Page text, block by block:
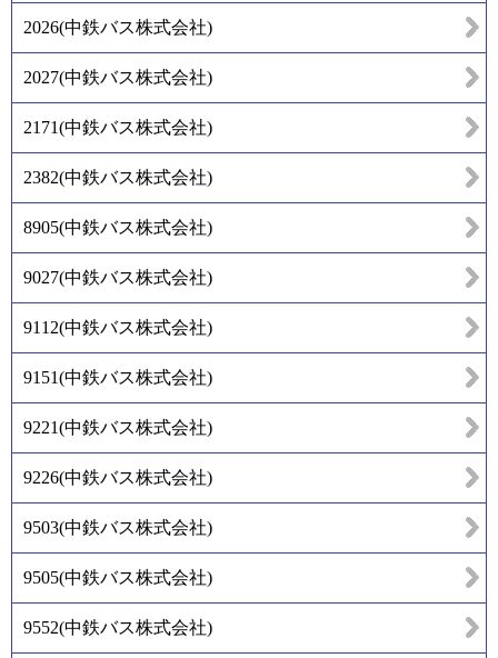
2026(中鉄バス株式会社)
2027(中鉄バス株式会社)
2171(中鉄バス株式会社)
2382(中鉄バス株式会社)
8905(中鉄バス株式会社)
9027(中鉄バス株式会社)
9112(中鉄バス株式会社)
9151(中鉄バス株式会社)
9221(中鉄バス株式会社)
9226(中鉄バス株式会社)
9503(中鉄バス株式会社)
9505(中鉄バス株式会社)
9552(中鉄バス株式会社)